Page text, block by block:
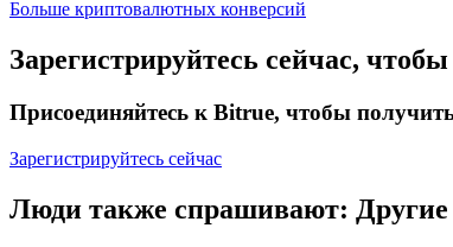
Больше криптовалютных конверсий
Зарегистрируйтесь сейчас,
Присоединяйтесь к Bitrue, чтобы
Зарегистрируйтесь сейчас
Люди также спрашивают: Другие